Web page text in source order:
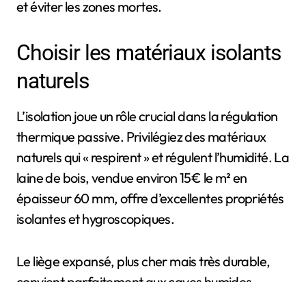
et éviter les zones mortes.
Choisir les matériaux isolants
naturels
L’isolation joue un rôle crucial dans la régulation
thermique passive. Privilégiez des matériaux
naturels qui « respirent » et régulent l’humidité. La
laine de bois, vendue environ 15€ le m² en
épaisseur 60 mm, offre d’excellentes propriétés
isolantes et hygroscopiques.
Le liège expansé, plus cher mais très durable,